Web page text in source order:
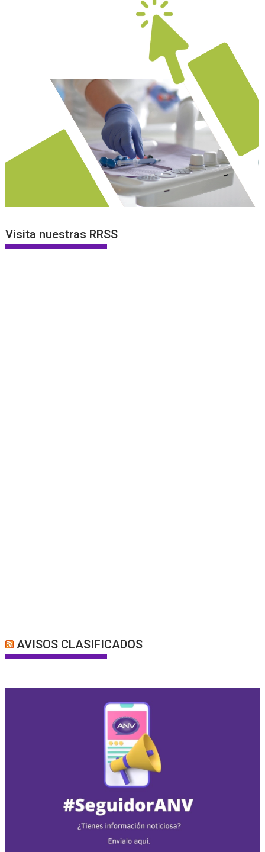
Visita nuestras RRSS
AVISOS CLASIFICADOS